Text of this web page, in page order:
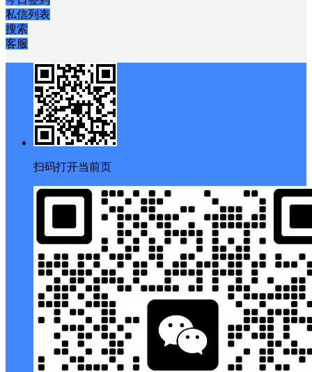
私信列表
搜索
客服
扫码打开当前页